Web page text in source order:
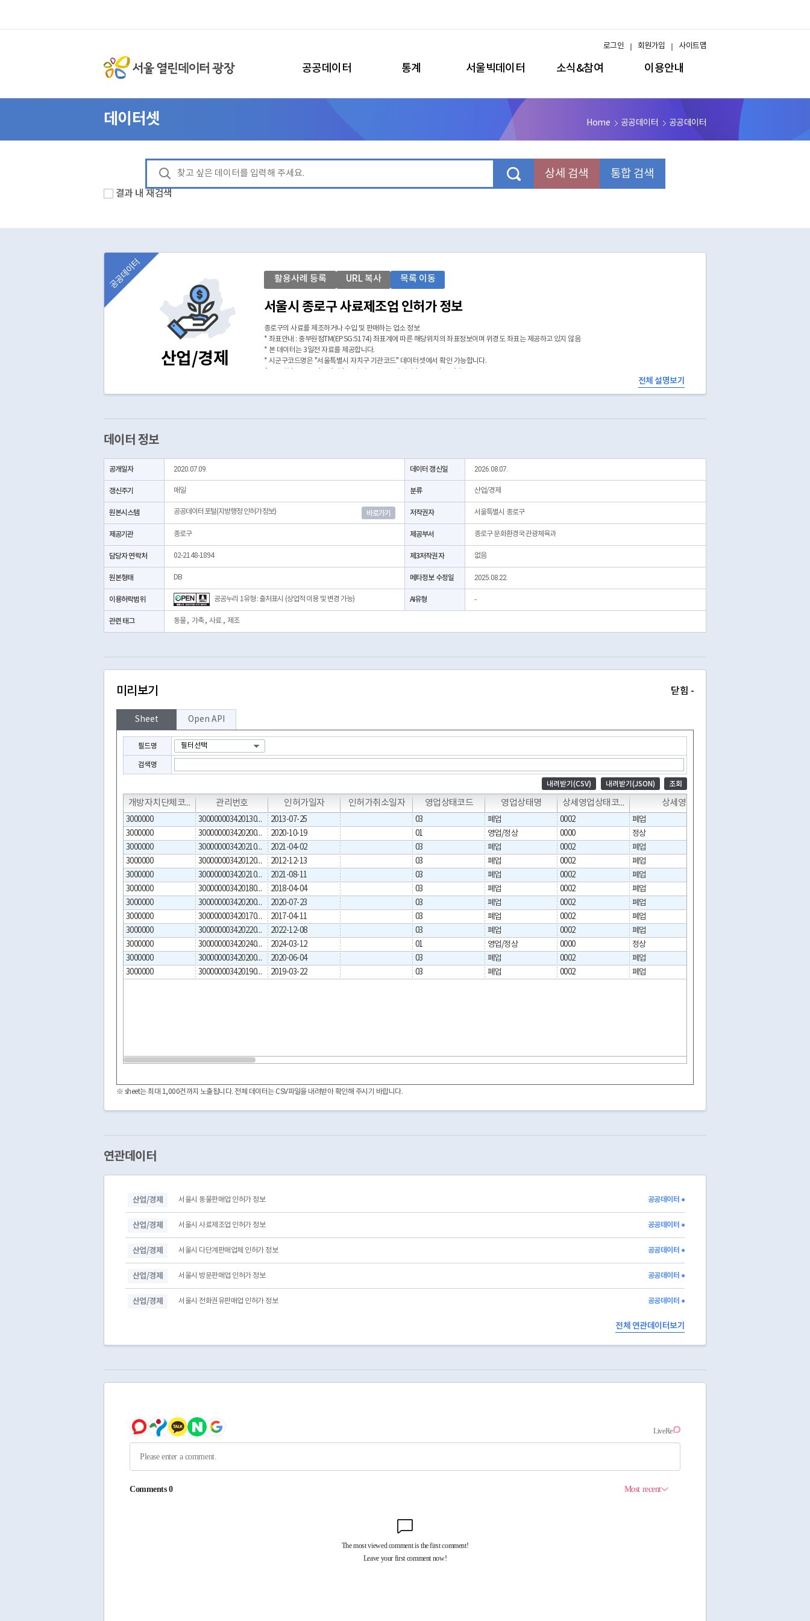
공공데이터 통계 서울빅데이터 소식&참여 이용안내
로그인 회원가입 사이트맵
데이터셋 Home 공공데이터 공공데이터
상세 검색 통합 검색
결과 내 재검색
산업/경제
공공데이터 활용사례 등록 URL 복사 목록 이동
서울시 종로구 사료제조업 인허가 정보
종로구의 사료를 제조하거나 수입 및 판매하는 업소 정보
* 좌표안내 : 중부원점TM(EPSG:5174) 좌표계에 따른 해당위치의 좌표정보이며 위경도 좌표는 제공하고 있지 않음
* 본 데이터는 3일전 자료를 제공합니다.
* 시군구코드명은 "서울특별시 자치구 기관코드" 데이터셋에서 확인 가능합니다.
전체 설명보기
데이터 정보
공개일자 2020.07.09. 데이터 갱신일 2026.08.07.
갱신주기 매일 분류 산업/경제
원본시스템 공공데이터포털(지방행정 인허가정보) 바로가기 저작권자 서울특별시 종로구
제공기관 종로구 제공부서 종로구 문화환경국 관광체육과
담당자 연락처 02-2148-1894 제3저작권자 없음
원본형태 DB 메타정보 수정일 2025.08.22.
이용허락범위 공공누리 1유형 : 출처표시 (상업적 이용 및 변경 가능) AI유형 -
관련 태그 동물, 가축,사료, 제조
미리보기 닫힘 -
Sheet Open API
필드명
검색명
내려받기(CSV) 내려받기(JSON) 조회
개방자치단체코드 관리번호 인허가일자 인허가취소일자 영업상태코드 영업상태명 상세영업상태코드 상세영업상태명
T T T T
3000000 300000003420130001 2013-07-25 03 폐업 0002 폐업
3000000
300000003420200003 2020-10-19 01 영업/정상 0000
정상
3000000
300000003420210001 2021-04-02 03 폐업 0002 폐업
3000000
300000003420120001 2012-12-13 03 폐업 0002 폐업
3000000
300000003420210002 2021-08-11 03 폐업 0002 폐업
3000000
300000003420180001 2018-04-04 03 폐업 0002 폐업
3000000
300000003420200002 2020-07-23 03 폐업 0002 폐업
3000000
300000003420170001 2017-04-11 03 폐업 0002 폐업
3000000
300000003420220001 2022-12-08 03 폐업 0002 폐업
3000000
300000003420240001 2024-03-12 01 영업/정상 0000
정상
3000000
300000003420200001 2020-06-04 03 폐업 0002 폐업
3000000
300000003420190001 2019-03-22 03 폐업 0002 폐업
※ sheet는 최대 1,000건까지 노출됩니다. 전체 데이터는 CSV파일을 내려받아 확인해 주시기 바랍니다.
연관데이터
산업/경제 서울시 동물판매업 인허가 정보 공공데이터 ●
산업/경제 서울시 사료제조업 인허가 정보 공공데이터 ●
산업/경제 서울시 다단계판매업체 인허가 정보 공공데이터 ●
산업/경제 서울시 방문판매업 인허가 정보 공공데이터 ●
산업/경제 서울시 전화권유판매업 인허가 정보 공공데이터 ●
전체 연관데이터보기